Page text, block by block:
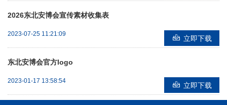
2026东北安博会宣传素材收集表
立即下载
2023-07-25 11:21:09
东北安博会官方logo
立即下载
2023-01-17 13:58:54